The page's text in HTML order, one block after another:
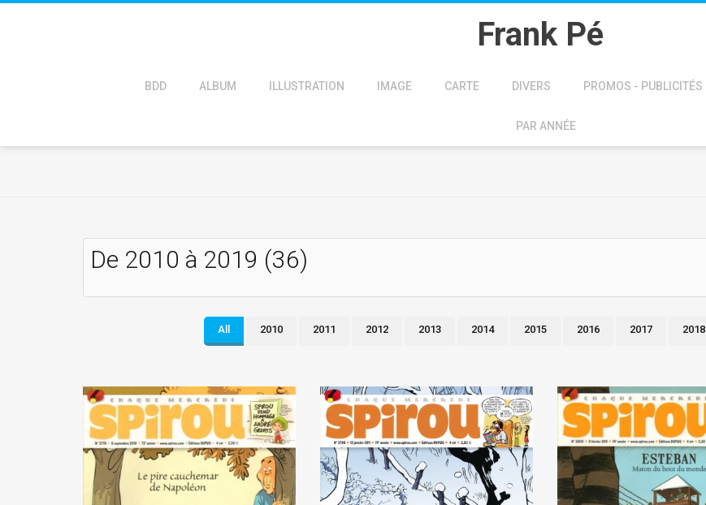
Frank Pé
BDD ALBUM ILLUSTRATION IMAGE CARTE DIVERS PROMOS - PUBLICITÉS
PAR ANNÉE
De 2010 à 2019 (36)
All 2010 2011 2012 2013 2014 2015 2016 2017 2018